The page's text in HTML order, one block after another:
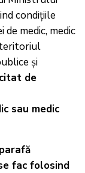
condițiile
medic, medic
și
de
sau medic
fac folosind